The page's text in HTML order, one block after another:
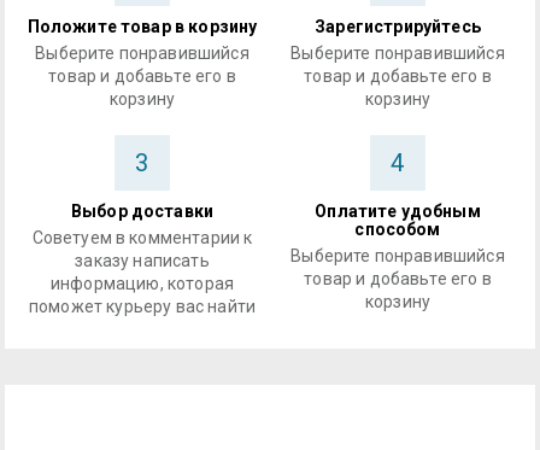
Положите товар в корзину
Выберите понравившийся
товар и добавьте его в
корзину
Зарегистрируйтесь
Выберите понравившийся
товар и добавьте его в
корзину
3
Выбор доставки
Советуем в комментарии к
заказу написать
информацию, которая
поможет курьеру вас найти
4
Оплатите удобным
способом
Выберите понравившийся
товар и добавьте его в
корзину